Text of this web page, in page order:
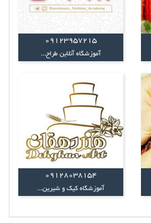
09123957215
آموزشگاه آنلاین طراح...
09128038154
آموزشگاه کیک و شیرین...